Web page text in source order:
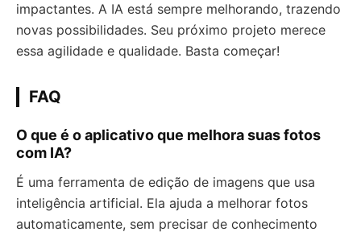
impactantes. A IA está sempre melhorando, trazendo
novas possibilidades. Seu próximo projeto merece
essa agilidade e qualidade. Basta começar!
FAQ
O que é o aplicativo que melhora suas fotos
com IA?
É uma ferramenta de edição de imagens que usa
inteligência artificial. Ela ajuda a melhorar fotos
automaticamente, sem precisar de conhecimento